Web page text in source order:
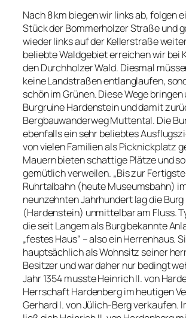
Nach 8 km biegen wir links ab, folgen
Stück der Bommerholzer Straße und
wieder links auf der Kellerstraße
beliebte Waldgebiet erreichen wir bei
den Durchholzer Wald. Diesmal
keine Landstraßen entlanglaufen,
schön im Grünen. Diese Wege
Burgruine Hardenstein und damit
Bergbauwanderweg Muttental. Die
ebenfalls ein sehr beliebtes
von vielen Familien als Picknickplatz
Mauern bieten schattige Plätze und
gemütlich verweilen. „Bis zur
Ruhrtalbahn (heute Museumsbahn)
neunzehnten Jahrhundert lag die Burg
(Hardenstein) unmittelbar am Fluss.
die seit Langem als Burg bekannte
„festes Haus“ – also ein Herrenhaus.
hauptsächlich als Wohnsitz seiner
Besitzer und war daher nur bedingt
Jahr 1354 musste Heinrich II. von
Herrschaft Hardenberg im heutigen
Gerhard I. von Jülich-Berg verkaufen.